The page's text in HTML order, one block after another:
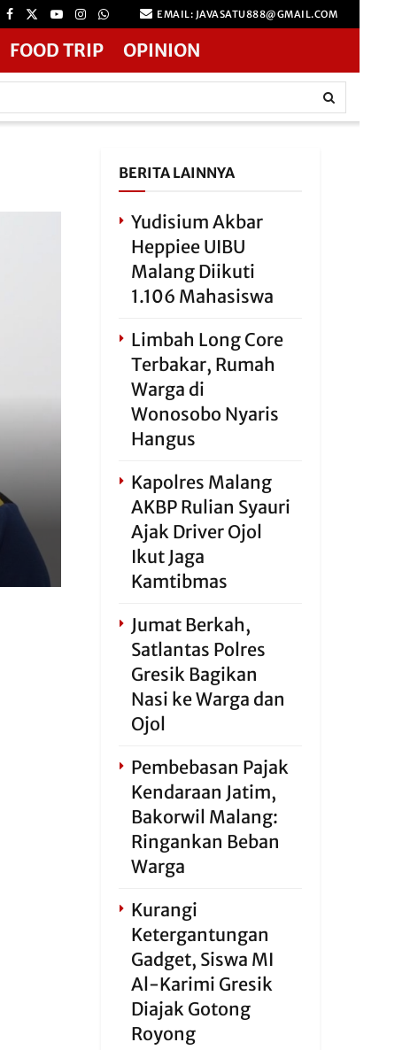
EMAIL: JAVASATU888@GMAIL.COM
FOOD TRIP OPINION
BERITA LAINNYA
Yudisium Akbar
Heppiee UIBU
Malang Diikuti
1.106 Mahasiswa
Limbah Long Core
Terbakar, Rumah
Warga di
Wonosobo Nyaris
Hangus
Kapolres Malang
AKBP Rulian Syauri
Ajak Driver Ojol
Ikut Jaga
Kamtibmas
Jumat Berkah,
Satlantas Polres
Gresik Bagikan
Nasi ke Warga dan
Ojol
Pembebasan Pajak
Kendaraan Jatim,
Bakorwil Malang:
Ringankan Beban
Warga
Kurangi
Ketergantungan
Gadget, Siswa MI
Al-Karimi Gresik
Diajak Gotong
Royong